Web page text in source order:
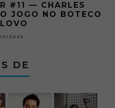
#11 — CHARLES
JOGO NO BOTECO
2025
DE